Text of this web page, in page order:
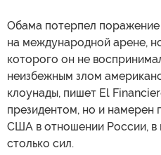
Обама потерпел поражение
на международной арене,
которого он не
неизбежным злом
клоунады, пишет El
президентом, но и намерен
США в отношении России,
столько сил.